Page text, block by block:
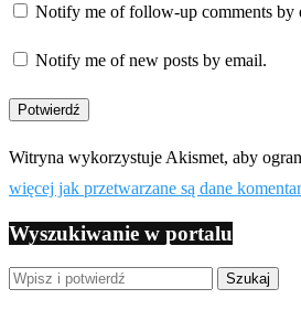
Notify me of follow-up comments by
Notify me of new posts by email.
Witryna wykorzystuje Akismet, aby
więcej jak przetwarzane są dane
Wyszukiwanie w portalu